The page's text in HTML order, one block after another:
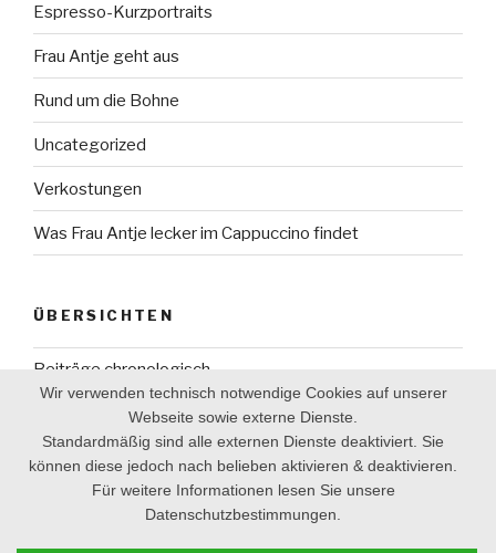
Espresso-Kurzportraits
Frau Antje geht aus
Rund um die Bohne
Uncategorized
Verkostungen
Was Frau Antje lecker im Cappuccino findet
ÜBERSICHTEN
Beiträge chronologisch
Verkostungen A-Z
Schlagwörter A-Z
Wir verwenden technisch notwendige Cookies auf unserer
Webseite sowie externe Dienste.
Standardmäßig sind alle externen Dienste deaktiviert. Sie
können diese jedoch nach belieben aktivieren & deaktivieren.
Für weitere Informationen lesen Sie unsere
Datenschutzbestimmungen.